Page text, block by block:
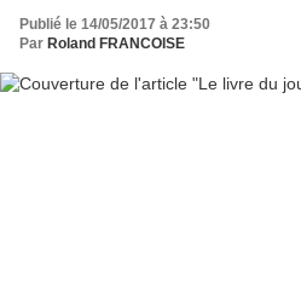
Publié le 14/05/2017 à 23:50
Par Roland FRANCOISE